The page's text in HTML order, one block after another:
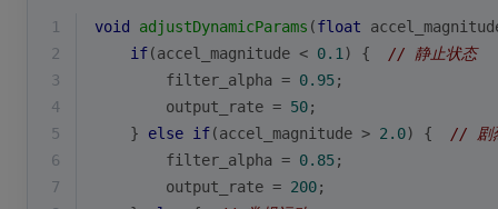
1 void adjustDynamicParams (float
2
if(accel_magnitude < 0.1 ) { // 静止状态
3
        filter_alpha =
0.95;
4
        output_rate =
50;
5
    }
else if(accel_magnitude > 2.0) { // 剧
6
        filter_alpha =
0.85;
7
        output_rate =
200;